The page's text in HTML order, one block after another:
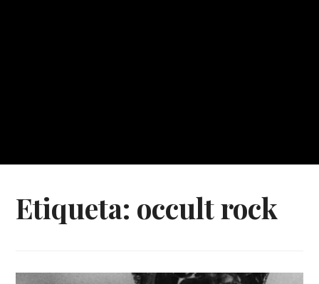
Etiqueta: occult rock